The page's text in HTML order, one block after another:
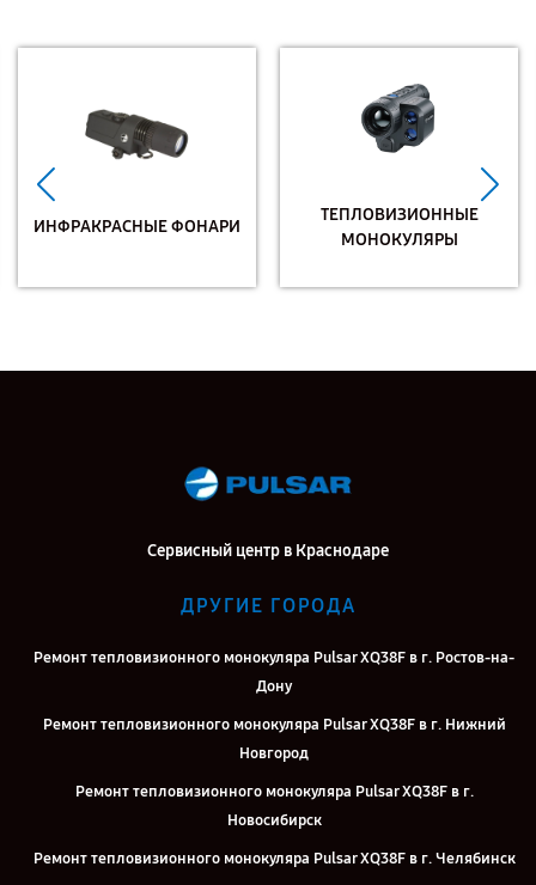
ИНФРАКРАСНЫЕ ФОНАРИ
ТЕПЛОВИЗИОННЫЕ
МОНОКУЛЯРЫ
Сервисный центр в Краснодаре
ДРУГИЕ ГОРОДА
Ремонт тепловизионного монокуляра Pulsar XQ38F в г. Ростов-на-
Дону
Ремонт тепловизионного монокуляра Pulsar XQ38F в г. Нижний
Новгород
Ремонт тепловизионного монокуляра Pulsar XQ38F в г.
Новосибирск
Ремонт тепловизионного монокуляра Pulsar XQ38F в г. Челябинск